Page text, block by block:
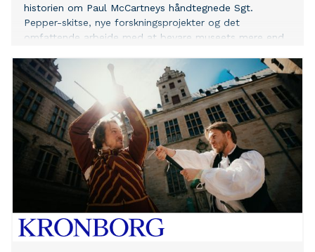
historien om Paul McCartneys håndtegnede Sgt.
Pepper-skitse, nye forskningsprojekter og det
omfattende arbejde med at bevare museets mere end